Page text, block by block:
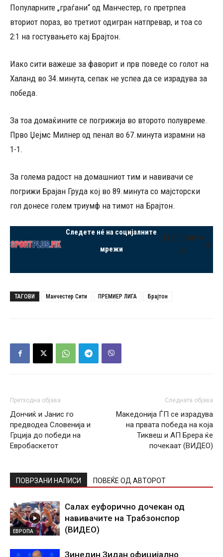
Популарните „граѓани“ од Манчестер, го претрпеа
вториот пораз, во третиот одигран натпревар, и тоа со
2:1 на гостувањето кај Брајтон.
Иако сити важеше за фаворит и прв поведе со голот на
Халанд во 34.минута, сепак не успеа да се израдува за
победа.
За тоа домаќините се погрижија во второто полувреме.
Прво Џејмс Милнер од пенал во 67.минута израмни на
1-1.
За голема радост на домашниот тим и навивачи се
погрижи Брајан Груда кој во 89.минута со мајсторски
гол донесе голем триумф на тимот на Брајтон.
Следете нé на социјалните
мрежи
Facebook
Instagram
X YouTube
VK
Mail
ТАГОВИ Манчестер Сити ПРЕМИЕР ЛИГА Брајтон
Претходна објава
Дончиќ и Јанис го
предводеа Словенија и
Грција до победи на
Евробаскетот
Следната објава
Mакедонија ЃП сe израдува
на првата победа на која
Тиквеш и АП Брера ќе
почекаат (ВИДЕО)
ПОВРЗАНИ НАПИСИ ПОВЕЌЕ ОД АВТОРОТ
ЕВРОПА
Салах еуфорично дочекан од
навивачите на Трабзонспор
(ВИДЕО)
Зинедин Зидан официјално